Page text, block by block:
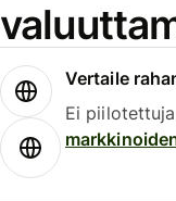
Vertaile
Ei